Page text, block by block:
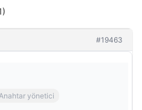
#19463
Anahtar yönetici